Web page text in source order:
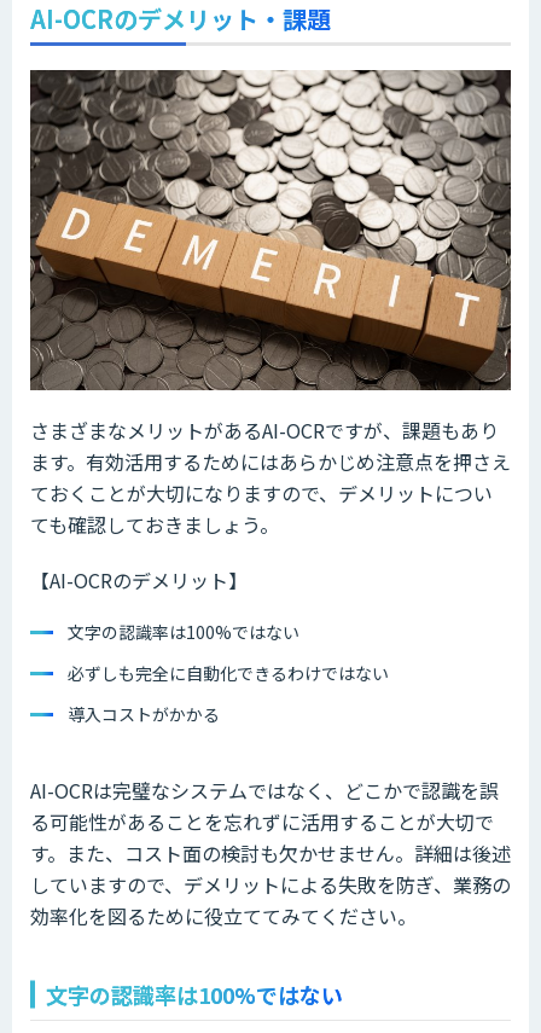
AI-OCRのデメリット・課題
さまざまなメリットがあるAI-OCRですが、課題もあり
ます。有効活用するためにはあらかじめ注意点を押さえ
ておくことが大切になりますので、デメリットについ
ても確認しておきましょう。
【AI-OCRのデメリット】
文字の認識率は100%ではない
必ずしも完全に自動化できるわけではない
導入コストがかかる
AI-OCRは完璧なシステムではなく、どこかで認識を誤
る可能性があることを忘れずに活用することが大切で
す。また、コスト面の検討も欠かせません。詳細は後述
していますので、デメリットによる失敗を防ぎ、業務の
効率化を図るために役立ててみてください。
文字の認識率は100%ではない